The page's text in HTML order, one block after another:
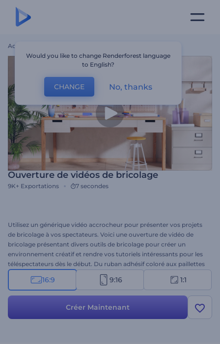
Accueil
Ouverture de vidéos de bricolage
9K+ Exportations 7 secondes
Utilisez un générique vidéo accrocheur pour présenter vos projets
de bricolage à vos spectateurs. Voici une ouverture de vidéo de
bricolage présentant divers outils de bricolage pour créer un
environnement créatif et rendre vos tutoriels intéressants pour les
téléspectateurs dès le début. Du ruban adhésif coloré aux paillettes
en passant par les marteaux en bois et les règles, cet ouvreur
thématique est tout ce dont vous avez besoin pour inciter votre
bricolage. Téléchargez votre logo, écrivez votre texte et attendez
16:9 9:16 1:1
Créer Maintenant
Would you like to change Renderforest language
to English?
CHANGE No, thanks